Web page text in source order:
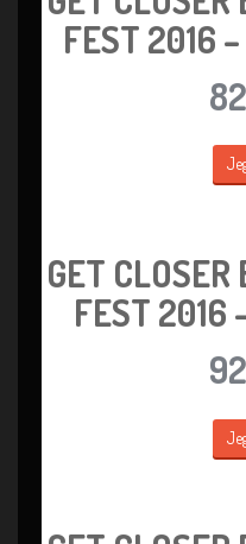
FEST 2016
GET
FEST 2016